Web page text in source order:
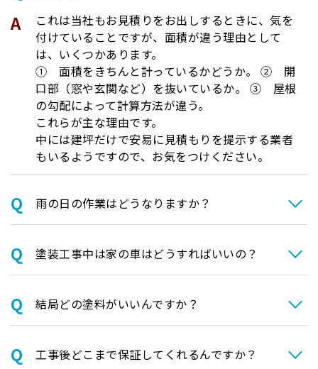
これは当社もお見積りをお出しするときに、気を
付けていることですが、面積が違う理由として
は、いくつかあります。
① 面積をきちんと計っているかどうか。 ② 開
口部（窓や玄関など）を抜いているか。 ③ 屋根
の勾配によって計算方法が違う。
これらが主な理由です。
中には建坪だけで安易に見積もりを提示する業者
もいるようですので、お気をつけください。
⾬の日の作業はどうなりますか？
塗装⼯事中は家の⾞はどうすればいいの？
結局どの塗料がいいんですか？
⼯事後どこまで保証してくれるんですか？